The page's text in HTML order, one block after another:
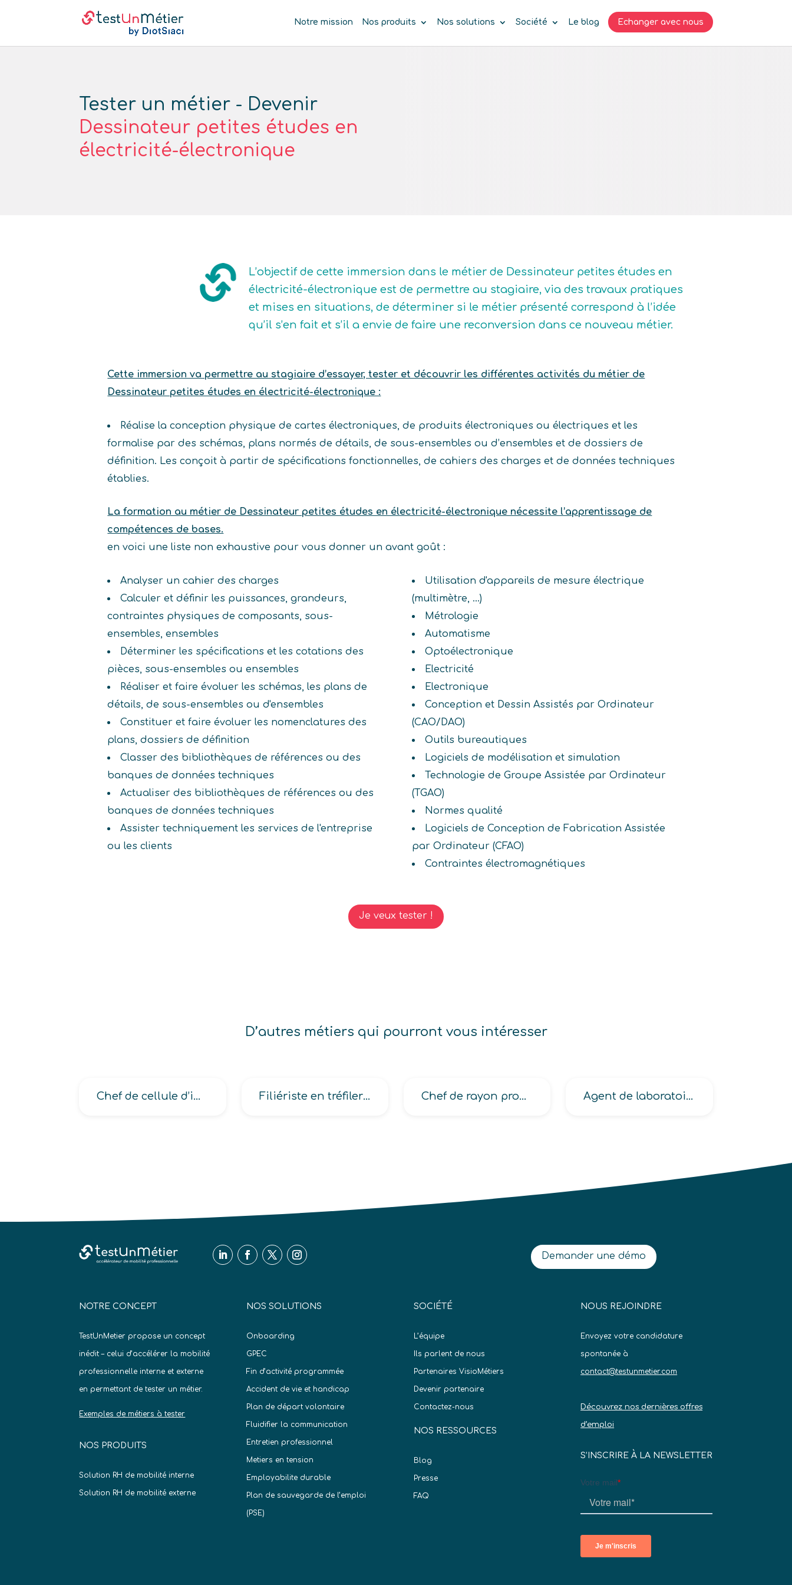
Notre mission Nos produits Nos solutions Société Le blog Echanger avec nous
Tester un métier - Devenir
Dessinateur petites études en
électricité-électronique
L’objectif de cette immersion dans le métier de Dessinateur petites études en
électricité-électronique est de permettre au stagiaire, via des travaux pratiques
et mises en situations, de déterminer si le métier présenté correspond à l’idée
qu’il s’en fait et s’il a envie de faire une reconversion dans ce nouveau métier.
Cette immersion va permettre au stagiaire d’essayer, tester et découvrir les différentes activités du métier de
Dessinateur petites études en électricité-électronique :
Réalise la conception physique de cartes électroniques, de produits électroniques ou électriques et les
formalise par des schémas, plans normés de détails, de sous-ensembles ou d’ensembles et de dossiers de
définition. Les conçoit à partir de spécifications fonctionnelles, de cahiers des charges et de données techniques
établies.
La formation au métier de Dessinateur petites études en électricité-électronique nécessite l’apprentissage de
compétences de bases.
en voici une liste non exhaustive pour vous donner un avant goût :
Analyser un cahier des charges
Calculer et définir les puissances, grandeurs,
contraintes physiques de composants, sous-
ensembles, ensembles
Déterminer les spécifications et les cotations des
pièces, sous-ensembles ou ensembles
Réaliser et faire évoluer les schémas, les plans de
détails, de sous-ensembles ou d'ensembles
Constituer et faire évoluer les nomenclatures des
plans, dossiers de définition
Classer des bibliothèques de références ou des
banques de données techniques
Actualiser des bibliothèques de références ou des
banques de données techniques
Assister techniquement les services de l'entreprise
ou les clients
Utilisation d'appareils de mesure électrique
(multimètre, ...)
Métrologie
Automatisme
Optoélectronique
Electricité
Electronique
Conception et Dessin Assistés par Ordinateur
(CAO/DAO)
Outils bureautiques
Logiciels de modélisation et simulation
Technologie de Groupe Assistée par Ordinateur
(TGAO)
Normes qualité
Logiciels de Conception de Fabrication Assistée
par Ordinateur (CFAO)
Contraintes électromagnétiques
Je veux tester !
D’autres métiers qui pourront vous intéresser
Chef de cellule d’intervention -NBC- Nucléaire, Bactériologique et Chimique Filiériste en tréfilerie Chef de rayon produits alimentaires hors produits frais Agent de laboratoire d’analyse industrielle
Demander une démo
NOTRE CONCEPT
TestUnMetier propose un concept
inédit – celui d’accélérer la mobilité
professionnelle interne et externe
en permettant de tester un métier.
Exemples de métiers à tester
NOS PRODUITS
Solution RH de mobilité interne
Solution RH de mobilité externe
NOS SOLUTIONS
Onboarding
GPEC
Fin d’activité programmée
Accident de vie et handicap
Plan de départ volontaire
Fluidifier la communication
Entretien professionnel
Metiers en tension
Employabilite durable
Plan de sauvegarde de l’emploi
(PSE)
SOCIÉTÉ
L’équipe
Ils parlent de nous
Partenaires VisioMétiers
Devenir partenaire
Contactez-nous
NOS RESSOURCES
Blog
Presse
FAQ
NOUS REJOINDRE
Envoyez votre candidature
spontanée à
contact@testunmetier.com
Découvrez nos dernières offres
d’emploi
S’INSCRIRE À LA NEWSLETTER